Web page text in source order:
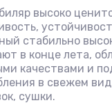
высоко
стабильно
в конце лета,
качествами и
в свежем
сушки.